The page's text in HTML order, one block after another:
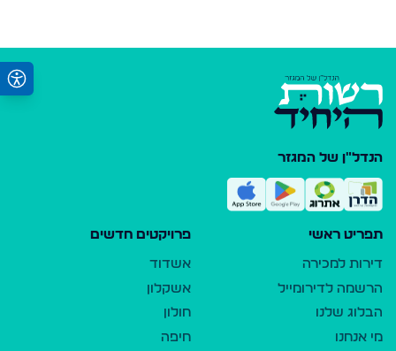
הנדל"ן של המגזר
תפריט ראשי
דירות למכירה
הרשמה לדירומייל
הבלוג שלנו
מי אנחנו
פרויקטים חדשים
אשדוד
אשקלון
חולון
חיפה